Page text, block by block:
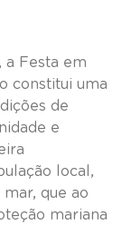
a Festa em
constitui uma
de
e
local,
que ao
mariana